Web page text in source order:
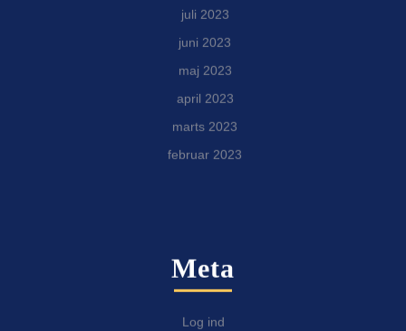
juli 2023
juni 2023
maj 2023
april 2023
marts 2023
februar 2023
Meta
Log ind